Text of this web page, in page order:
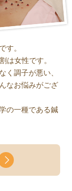
す。
は女性です。
く調子が悪い、
なお悩みがござ
の一種である鍼